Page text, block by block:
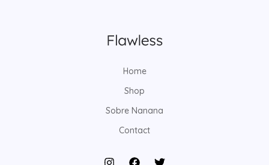
Home
Shop
Sobre Nanana
Contact